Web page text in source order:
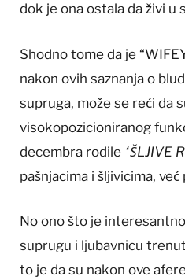
dok je ona ostala da živi u
Shodno tome da je
nakon ovih saznanja o
supruga, može se reći da
visokopozicioniranog
decembra rodile “ŠLJIVE
pašnjacima i šljivicima,
No ono što je
suprugu i ljubavnicu
to je da su nakon ove